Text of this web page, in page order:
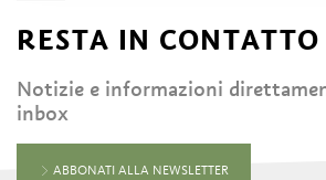
RESTA IN
Notizie e informazioni
inbox
ABBONATI ALLA NEWSLETTER